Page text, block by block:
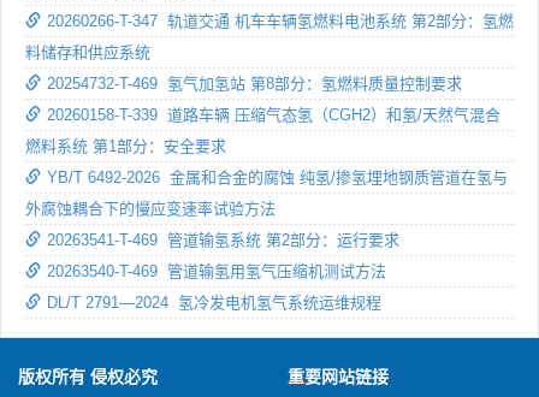
20260266-T-347 轨道交通 机车车辆氢燃料电池系统 第2部分：氢燃
料储存和供应系统
20254732-T-469 氢气加氢站 第8部分：氢燃料质量控制要求
20260158-T-339 道路车辆 压缩气态氢（CGH2）和氢/天然气混合
燃料系统 第1部分：安全要求
YB/T 6492-2026 金属和合金的腐蚀 纯氢/掺氢埋地钢质管道在氢与
外腐蚀耦合下的慢应变速率试验方法
20263541-T-469 管道输氢系统 第2部分：运行要求
20263540-T-469 管道输氢用氢气压缩机测试方法
DL/T 2791—2024 氢冷发电机氢气系统运维规程
版权所有 侵权必究 重要网站链接